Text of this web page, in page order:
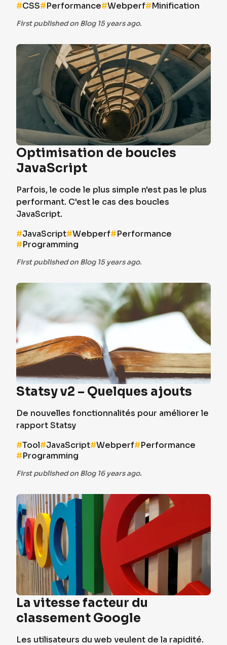
#CSS#Performance#Webperf#Minification
First published on Blog 15 years ago.
Optimisation de boucles
JavaScript
Parfois, le code le plus simple n'est pas le plus
performant. C'est le cas des boucles
JavaScript.
#JavaScript#Webperf#Performance
#Programming
First published on Blog 15 years ago.
Statsy v2 – Quelques ajouts
De nouvelles fonctionnalités pour améliorer le
rapport Statsy
#Tool#JavaScript#Webperf#Performance
#Programming
First published on Blog 16 years ago.
La vitesse facteur du
classement Google
Les utilisateurs du web veulent de la rapidité.